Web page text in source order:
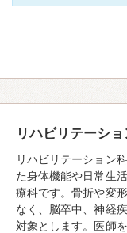
リハビリテーシ
リハビリテーション
た身体機能や日常生
療科です。骨折や変
なく、脳卒中、神経
対象とします。医師